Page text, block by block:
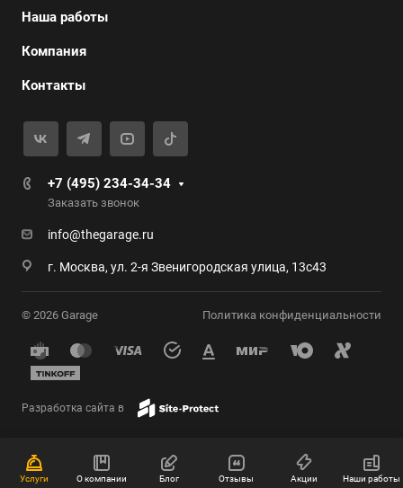
Наша работы
Компания
Контакты
+7 (495) 234-34-34
Заказать звонок
info@thegarage.ru
г. Москва, ул. 2-я Звенигородская улица, 13с43
© 2026 Garage Политика конфиденциальности
Разработка сайта в
Услуги О компании Блог Отзывы Акции Наши работы